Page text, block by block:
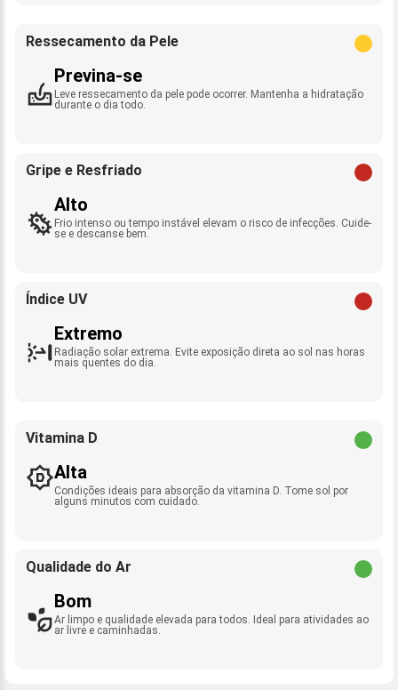
Ressecamento da Pele
Previna-se
Leve ressecamento da pele pode ocorrer. Mantenha a hidratação
durante o dia todo.
Gripe e Resfriado
Alto
Frio intenso ou tempo instável elevam o risco de infecções. Cuide-
se e descanse bem.
Índice UV
Extremo
Radiação solar extrema. Evite exposição direta ao sol nas horas
mais quentes do dia.
Vitamina D
Alta
Condições ideais para absorção da vitamina D. Tome sol por
alguns minutos com cuidado.
Qualidade do Ar
Bom
Ar limpo e qualidade elevada para todos. Ideal para atividades ao
ar livre e caminhadas.